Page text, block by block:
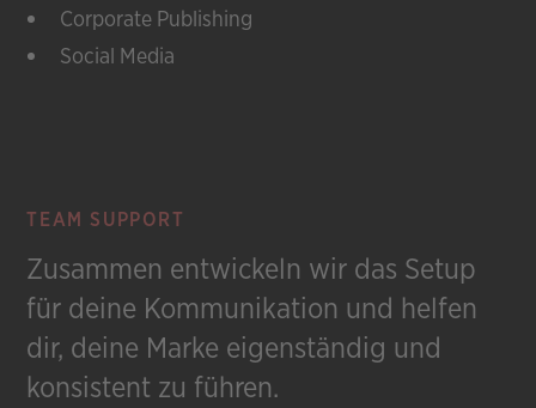
Corporate Publishing
Social Media
TEAM SUPPORT
Zusammen entwickeln wir das Setup
für deine Kommunikation und helfen
dir, deine Marke eigenständig und
konsistent zu führen.